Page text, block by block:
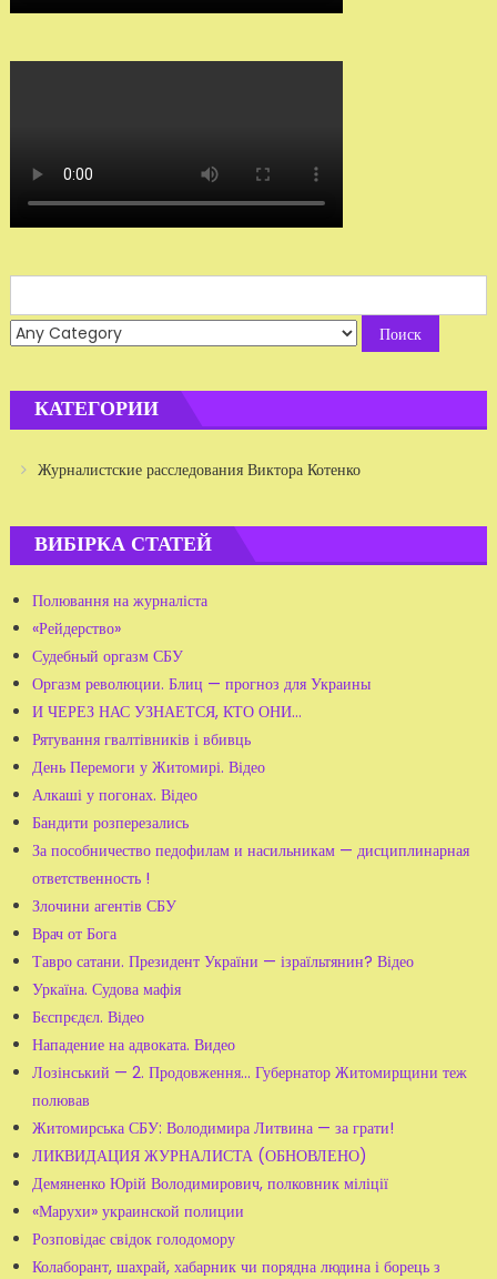
for:
КАТЕГОРИИ
Журналистские расследования Виктора Котенко
ВИБІРКА СТАТЕЙ
Полювання на журналіста
«Рейдерство»
Судебный оргазм СБУ
Оргазм революции. Блиц — прогноз для Украины
И ЧЕРЕЗ НАС УЗНАЕТСЯ, КТО ОНИ…
Рятування гвалтівників і вбивць
День Перемоги у Житомирі. Відео
Алкаші у погонах. Відео
Бандити розперезались
За пособничество педофилам и насильникам — дисциплинарная
ответственность !
Злочини агентів СБУ
Врач от Бога
Тавро сатани. Президент України — ізраїльтянин? Відео
Уркаїна. Судова мафія
Бєспрєдєл. Відео
Нападение на адвоката. Видео
Лозінський — 2. Продовження... Губернатор Житомирщини теж
полював
Житомирська СБУ: Володимира Литвина — за грати!
ЛИКВИДАЦИЯ ЖУРНАЛИСТА (ОБНОВЛЕНО)
Демяненко Юрій Володимирович, полковник міліції
«Марухи» украинской полиции
Розповідає свідок голодомору
Колаборант, шахрай, хабарник чи порядна людина і борець з